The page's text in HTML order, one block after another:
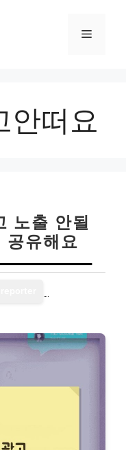
메
안떠요
노출 안될
공유해요